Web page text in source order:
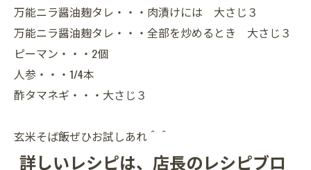
万能ニラ醤油麹タレ・・・肉漬けには 大さじ３
万能ニラ醤油麹タレ・・・全部を炒めるとき 大さじ３
ピーマン・・・2個
人参・・・1/4本
酢タマネギ・・・大さじ３
玄米そば飯ぜひお試しあれ＾＾
詳しいレシピは、店長のレシピブロ